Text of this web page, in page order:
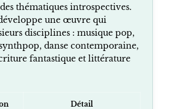
thématiques introspectives.
une œuvre qui
disciplines : musique pop,
danse contemporaine,
fantastique et littérature
Détail